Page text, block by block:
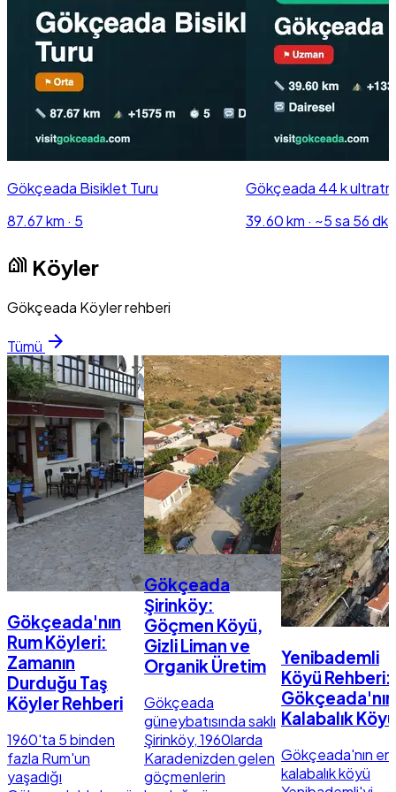
Gökçeada Bisiklet Turu
87.67 km · 5
Gökçeada 44 k
39.60 km · ~5 sa 56 dk
holiday_village Köyler
Gökçeada Köyler rehberi
Tümü arrow_forward
Gökçeada'nın
Rum Köyleri:
Zamanın
Durduğu Taş
Köyler Rehberi
1960'ta 5 binden
fazla Rum'un
yaşadığı
Gökçeada
Şirinköy:
Göçmen Köyü,
Gizli Liman ve
Organik Üretim
Gökçeada
güneybatısında saklı
Şirinköy, 1960larda
Karadenizden gelen
göçmenlerin
Yenibademli
Köyü Rehberi:
Gökçeada'nın
Kalabalık Köyü
Gökçeada'nın en
kalabalık köyü